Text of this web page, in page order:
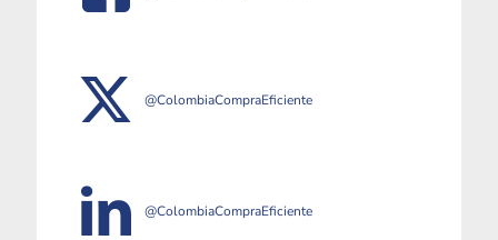
@ColombiaCompraEficiente
@ColombiaCompraEficiente